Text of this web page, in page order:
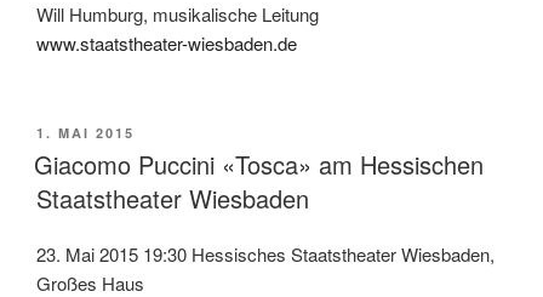
Will Humburg, musikalische Leitung
www.staatstheater-wiesbaden.de
VERÖFFENTLICHT
AM
1. MAI 2015
Giacomo Puccini «Tosca» am Hessischen
Staatstheater Wiesbaden
23. Mai 2015 19:30 Hessisches Staatstheater Wiesbaden,
Großes Haus